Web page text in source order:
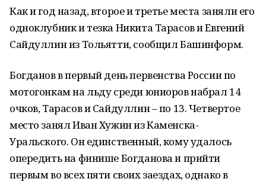
Как и год назад, второе и третье места заняли его
одноклубник и тезка Никита Тарасов и Евгений
Сайдуллин из Тольятти, сообщил Башинформ.
Богданов в первый день первенства России по
мотогонкам на льду среди юниоров набрал 14
очков, Тарасов и Сайдуллин – по 13. Четвертое
место занял Иван Хужин из Каменска-
Уральского. Он единственный, кому удалось
опередить на финише Богданова и прийти
первым во всех пяти своих заездах, однако в